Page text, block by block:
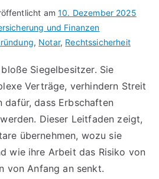
am10. Dezember 2025
und Finanzen
, Notar, Rechtssicherheit
Siegelbesitzer. Sie
Verträge, verhindern Streit
dafür, dass Erbschaften
Dieser Leitfaden zeigt,
übernehmen, wozu sie
wie ihre Arbeit das Risiko von
von Anfang an senkt.